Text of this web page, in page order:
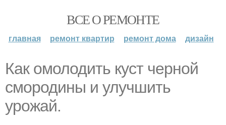
ВСЕ О РЕМОНТЕ
главная ремонт квартир ремонт дома дизайн
Как омолодить куст черной
смородины и улучшить
урожай.